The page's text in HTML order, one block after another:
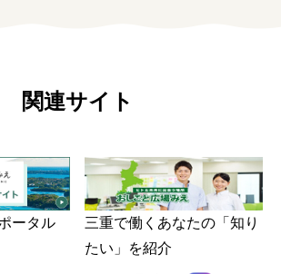
関連サイト
ータル
三重で働くあなたの「知り
たい」を紹介